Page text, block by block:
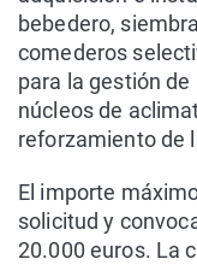
bebedero,
comederos
para la gestión
núcleos de
reforzamiento de
El importe
solicitud y
20.000 euros. La